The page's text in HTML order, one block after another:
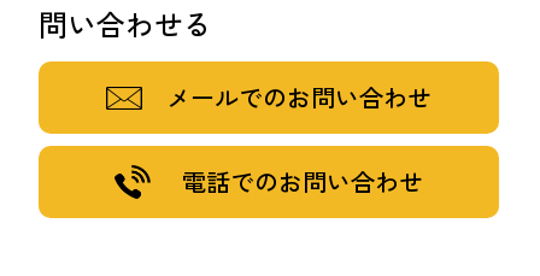
問い合わせる
メールでのお問い合わせ
電話でのお問い合わせ